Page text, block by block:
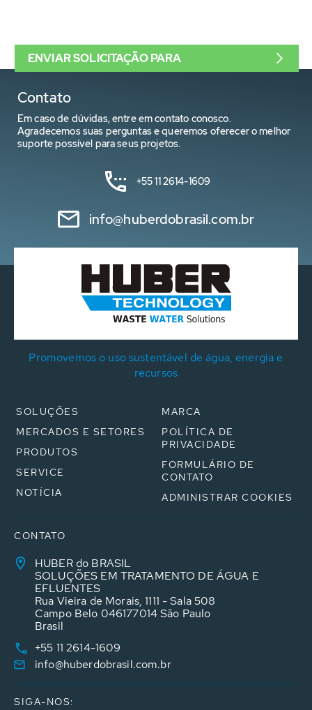
Contato
Em caso de dúvidas, entre em contato conosco.
Agradecemos suas perguntas e queremos oferecer o melhor
suporte possível para seus projetos.
+55 11 2614-1609
info@huberdobrasil.com.br
ENVIAR SOLICITAÇÃO PARA
Promovemos o uso sustentável de água, energia e
recursos
SOLUÇÕES
MERCADOS E SETORES
PRODUTOS
SERVICE
NOTÍCIA
MARCA
POLÍTICA DE
PRIVACIDADE
FORMULÁRIO DE
CONTATO
ADMINISTRAR COOKIES
CONTATO
HUBER do BRASIL
SOLUÇÕES EM TRATAMENTO DE ÁGUA E
EFLUENTES
Rua Vieira de Morais, 1111 - Sala 508
Campo Belo 046177014 São Paulo
Brasil
+55 11 2614-1609
info@huberdobrasil.com.br
SIGA-NOS: